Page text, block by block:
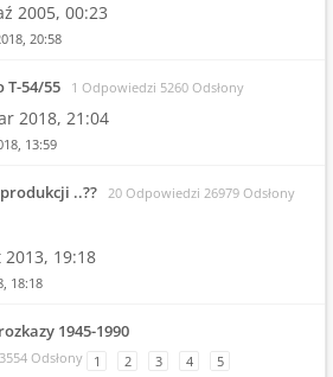
2005, 00:23
20:58
T-54/55 1 Odpowiedzi 5260 Odsłony
2018, 21:04
13:59
..?? 20 Odpowiedzi 26979 Odsłony
19:18
18:18
1945-1990
Odsłony 1 2 3 4 5